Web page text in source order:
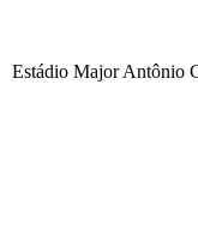
Estádio Major Antônio